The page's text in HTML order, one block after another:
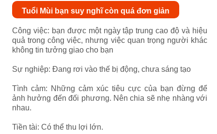
Tuổi Mùi bạn suy nghĩ còn quá đơn giản
Công việc: bạn được một ngày tập trung cao độ và hiệu
quả trong công việc, nhưng việc quan trọng người khác
không tin tưởng giao cho bạn
Sự nghiệp: Đang rơi vào thế bị động, chưa sáng tạo
Tình cảm: Những cảm xúc tiêu cực của bạn đừng để
ảnh hưởng đến đối phương. Nên chia sẽ nhẹ nhàng với
nhau.
Tiền tài: Có thể thu lợi lớn.